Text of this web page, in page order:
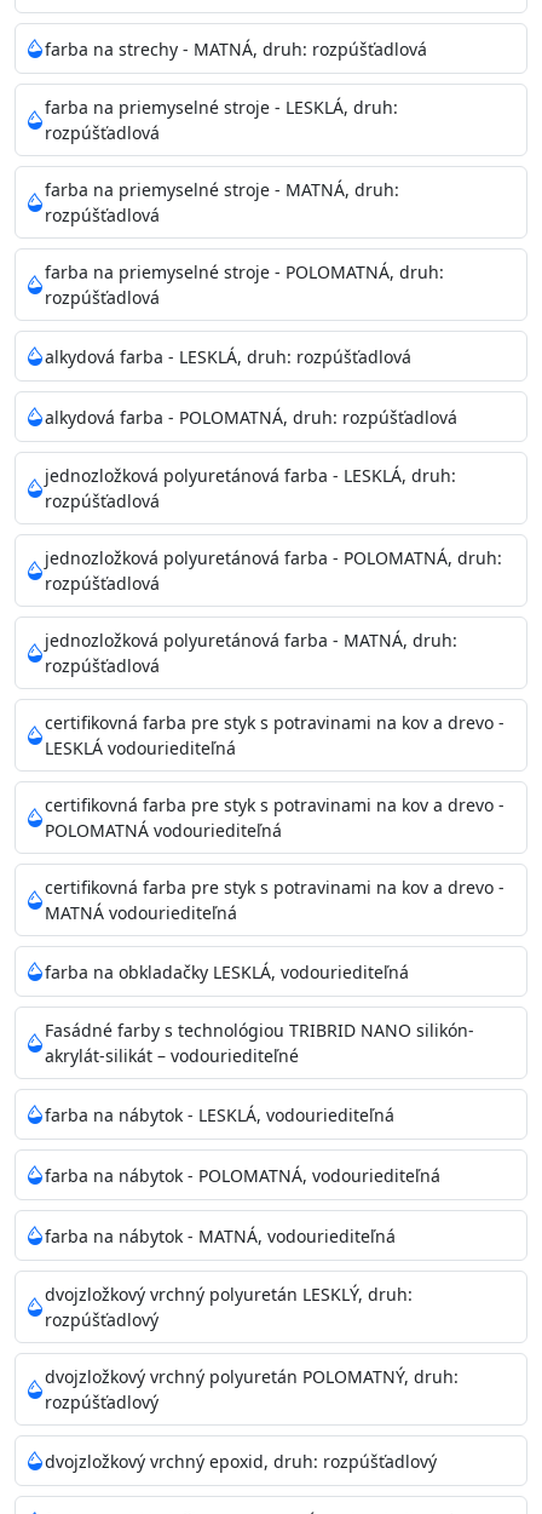
pri relatívnej vlhkosti nad 80%.
Nepoužitá farba vyžaduje špeciálne zaobchádzanie na
bezpečnú likvidáciu.
Riedenie: do 10% vodou, podľa spôsobu aplikácie
Doba schnutia na dotyk
Doba na druhý náter: 3-4 hodiny
Balenie : 750ml, 1l, 3l, 9l, 15l
Výdatnosť na jednu vrstvu
Aplikácia: štetec, valček, striekacia pištoľ
Povrchová úprava: 1
Je možné tónovať v systéme Colorfull: áno
Merná hmotnosť : 1,54 ± 0,02 Kg / L (ISO 2811)
Čistenie: vodou
Príprava povrchu
Povrchy musia byť hladké, čisté, suché, zbavené prachu,
mastnoty, solí a materiálov so zlou priľnavosťou. Otvory
alebo trhliny vyplňte
akrylovým tmelom Acrylic putty, Visto alebo Acrylic light
putty a prebrúste. Nové alebo porézne povrchy natreté
menej kvalitnými farbami
vždy penetrujte. Odporúčané penetračné nátery
Acrylan Unco, Gypsum board alebo Vitex Primer 100% a
na škvrny použite Blanco eco
riediteľné vodou.
Skladovanie
48 mesiacov v orig. uzavretých obaloch medzi 5°C až
25°C
farba na strechy - MATNÁ, druh: rozpúšťadlová
farba na priemyselné stroje - LESKLÁ, druh:
rozpúšťadlová
farba na priemyselné stroje - MATNÁ, druh:
rozpúšťadlová
farba na priemyselné stroje - POLOMATNÁ, druh:
rozpúšťadlová
alkydová farba - LESKLÁ, druh: rozpúšťadlová
alkydová farba - POLOMATNÁ, druh: rozpúšťadlová
jednozložková polyuretánová farba - LESKLÁ, druh:
rozpúšťadlová
jednozložková polyuretánová farba - POLOMATNÁ, druh:
rozpúšťadlová
jednozložková polyuretánová farba - MATNÁ, druh:
rozpúšťadlová
certifikovná farba pre styk s potravinami na kov a drevo -
LESKLÁ vodouriediteľná
certifikovná farba pre styk s potravinami na kov a drevo -
POLOMATNÁ vodouriediteľná
certifikovná farba pre styk s potravinami na kov a drevo -
MATNÁ vodouriediteľná
farba na obkladačky LESKLÁ, vodouriediteľná
Fasádné farby s technológiou TRIBRID NANO silikón-
akrylát-silikát – vodouriediteľné
farba na nábytok - LESKLÁ, vodouriediteľná
farba na nábytok - POLOMATNÁ, vodouriediteľná
farba na nábytok - MATNÁ, vodouriediteľná
dvojzložkový vrchný polyuretán LESKLÝ, druh:
rozpúšťadlový
dvojzložkový vrchný polyuretán POLOMATNÝ, druh:
rozpúšťadlový
dvojzložkový vrchný epoxid, druh: rozpúšťadlový